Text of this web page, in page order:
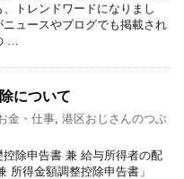
トレンドワードになりまし
ュースやブログでも掲載され
…
について
金・仕事 港区おじさんのつぶ
控除申告書 兼 給与所得者の配
所得金額調整控除申告書」